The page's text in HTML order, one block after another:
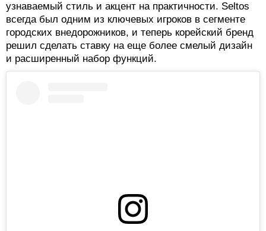
узнаваемый стиль и акцент на практичности. Seltos
всегда был одним из ключевых игроков в сегменте
городских внедорожников, и теперь корейский бренд
решил сделать ставку на еще более смелый дизайн
и расширенный набор функций.